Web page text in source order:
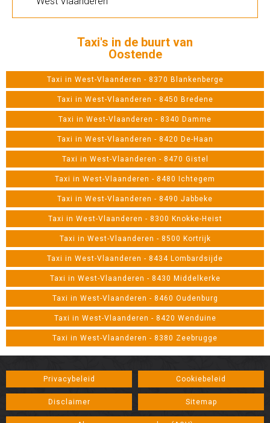
Taxi's in de buurt van
Oostende
Taxi in West-Vlaanderen - 8370 Blankenberge
Taxi in West-Vlaanderen - 8450 Bredene
Taxi in West-Vlaanderen - 8340 Damme
Taxi in West-Vlaanderen - 8420 De-Haan
Taxi in West-Vlaanderen - 8470 Gistel
Taxi in West-Vlaanderen - 8480 Ichtegem
Taxi in West-Vlaanderen - 8490 Jabbeke
Taxi in West-Vlaanderen - 8300 Knokke-Heist
Taxi in West-Vlaanderen - 8500 Kortrijk
Taxi in West-Vlaanderen - 8434 Lombardsijde
Taxi in West-Vlaanderen - 8430 Middelkerke
Taxi in West-Vlaanderen - 8460 Oudenburg
Taxi in West-Vlaanderen - 8420 Wenduine
Taxi in West-Vlaanderen - 8380 Zeebrugge
Privacybeleid Cookiebeleid
Disclaimer Sitemap